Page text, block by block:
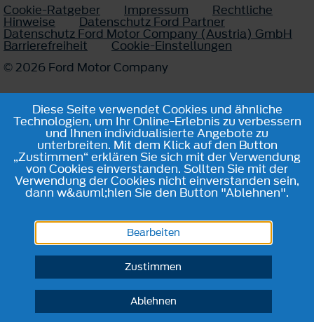
Cookie-Ratgeber Impressum Rechtliche
Hinweise Datenschutz Ford Partner
Datenschutz Ford Motor Company (Austria) GmbH
Barrierefreiheit
Cookie-Einstellungen
© 2026 Ford Motor Company
Diese Seite verwendet Cookies und ähnliche
Technologien, um Ihr Online-Erlebnis zu verbessern
und Ihnen individualisierte Angebote zu
unterbreiten. Mit dem Klick auf den Button
„Zustimmen“ erklären Sie sich mit der Verwendung
von Cookies einverstanden. Sollten Sie mit der
Verwendung der Cookies nicht einverstanden sein,
dann w&auml;hlen Sie den Button "Ablehnen".
Bearbeiten
Zustimmen
Ablehnen